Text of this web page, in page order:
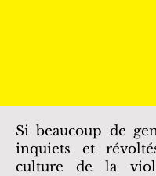
Si beaucoup de
inquiets et
culture de la